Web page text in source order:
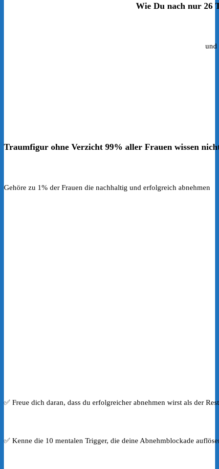
Wie Du nach nur 26
und
Traumfigur ohne Verzicht 99% aller Frauen wissen
Gehöre zu 1% der Frauen die nachhaltig und erfolgreich abnehmen
✅ Freue dich daran, dass du erfolgreicher abnehmen wirst als der
✅ Kenne die 10 mentalen Trigger, die deine Abnehmblockade